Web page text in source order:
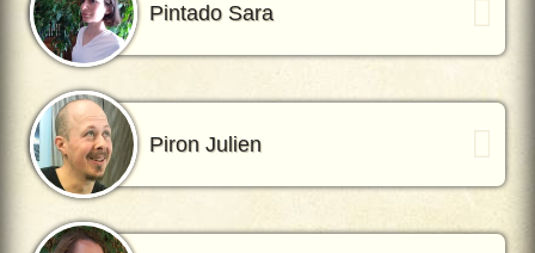
Pintado Sara
Piron Julien